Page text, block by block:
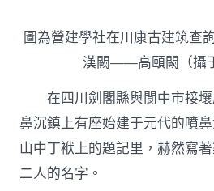
錯
過
了
梁
思
成
–
文
史-
圖為營建學社在川康古建筑查
漢闕——高頤闕（攝
在四川劍閣縣與閬中市接
鼻沉鎮上有座始建于元代的噴
山中丁袱上的題記里，赫然寫
二人的名字。